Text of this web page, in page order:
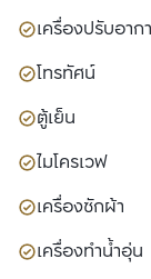
เครื่องปรับอาก
โทรทัศน์
ตู้เย็น
ไมโครเวฟ
เครื่องซักผ้า
เครื่องทำน้ำอุ่น